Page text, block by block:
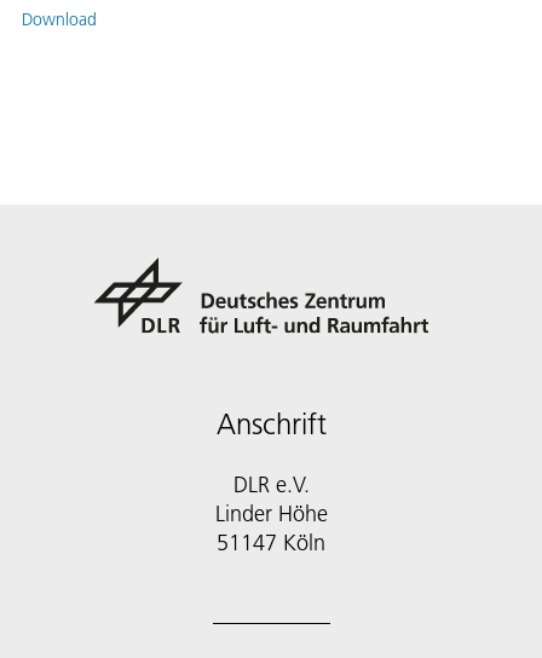
Download
Anschrift
DLR e.V.
Linder Höhe
51147 Köln